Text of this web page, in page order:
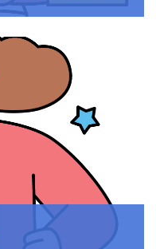
postaci wykładów,
typów